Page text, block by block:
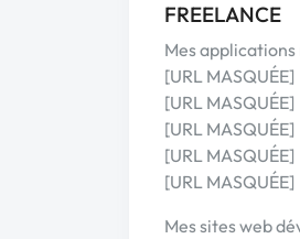
FREELANCE
Mes
[URL MASQUÉE]
[URL MASQUÉE]
[URL MASQUÉE]
[URL MASQUÉE]
[URL MASQUÉE]
Mes sites web